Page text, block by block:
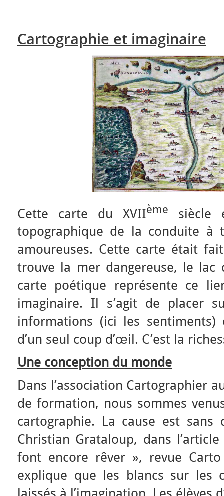
Cartographie et imaginaire
Cette carte du XVIIème
siècle
topographique de la conduite à
amoureuses. Cette carte était
trouve la mer dangereuse, le lac
carte poétique représente ce
imaginaire. Il s’agit de placer
informations (ici les sentiments)
d’un seul coup d’œil. C’est la
Une conception du monde
Dans l’association Cartographier
de formation, nous sommes
cartographie. La cause est sans
Christian Grataloup, dans
font encore rêver », revue
explique que les blancs sur les